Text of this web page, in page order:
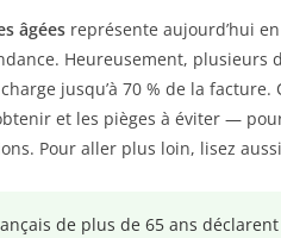
âgées représente aujourd’hui
Heureusement, plusieurs
jusqu’à 70 % de la facture.
et les pièges à éviter —
Pour aller plus loin, lisez
de plus de 65 ans